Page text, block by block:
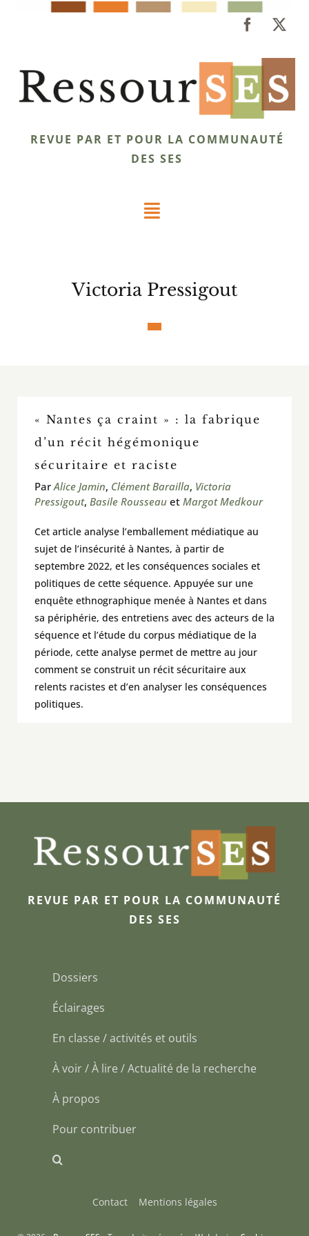
REVUE PAR ET POUR LA COMMUNAUTÉ
DES SES
Toggle
Éclairages
À propos
Pour contribuer
Rechercher:
Victoria Pressigout
« Nantes ça craint » : la fabrique
d’un récit hégémonique
sécuritaire et raciste
Par Alice Jamin, Clément Barailla, Victoria
Pressigout, Basile Rousseauet Margot Medkour
Cet article analyse l’emballement médiatique au
sujet de l’insécurité à Nantes, à partir de
septembre 2022, et les conséquences sociales et
politiques de cette séquence. Appuyée sur une
enquête ethnographique menée à Nantes et dans
sa périphérie, des entretiens avec des acteurs de la
séquence et l’étude du corpus médiatique de la
période, cette analyse permet de mettre au jour
comment se construit un récit sécuritaire aux
relents racistes et d’en analyser les conséquences
politiques.
REVUE PAR ET POUR LA COMMUNAUTÉ
DES SES
Dossiers
Éclairages
En classe / activités et outils
À voir / À lire / Actualité de la recherche
À propos
Pour contribuer
Contact Mentions légales